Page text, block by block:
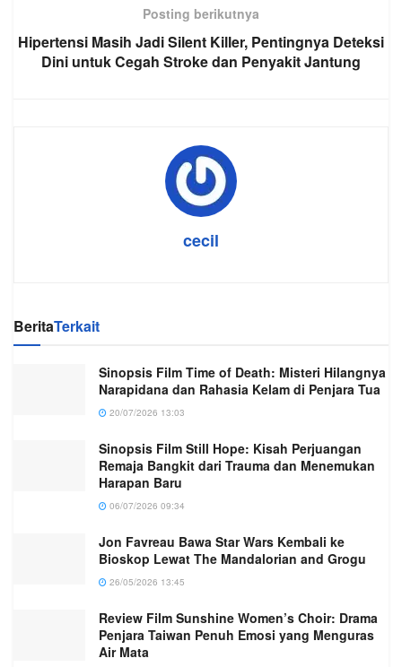
Posting berikutnya
Hipertensi Masih Jadi Silent Killer, Pentingnya Deteksi
Dini untuk Cegah Stroke dan Penyakit Jantung
cecil
BeritaTerkait
Sinopsis Film Time of Death: Misteri Hilangnya
Narapidana dan Rahasia Kelam di Penjara Tua
20/07/2026 13:03
Sinopsis Film Still Hope: Kisah Perjuangan
Remaja Bangkit dari Trauma dan Menemukan
Harapan Baru
06/07/2026 09:34
Jon Favreau Bawa Star Wars Kembali ke
Bioskop Lewat The Mandalorian and Grogu
26/05/2026 13:45
Review Film Sunshine Women’s Choir: Drama
Penjara Taiwan Penuh Emosi yang Menguras
Air Mata